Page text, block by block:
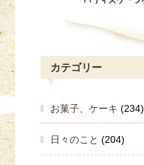
カテゴリー
お菓子、ケーキ (234)
日々のこと (204)